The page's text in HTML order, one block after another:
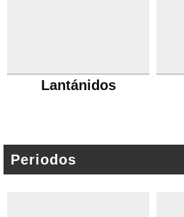
Lantánidos
Periodos